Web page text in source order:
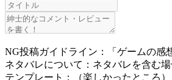
NG投稿ガイドライン：「ゲームの感
ネタバレについて：ネタバレを含む
テンプレート：（楽しかったところ